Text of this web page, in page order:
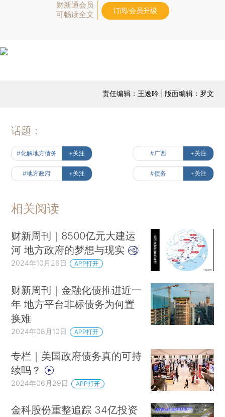
财新通会员
可畅读全文
订阅/会员升级
责任编辑：王逸吟 | 版面编辑：罗文
话题：
#化解地方债务 +关注 #广西 +关注
#地方政府 +关注 #债务 +关注
相关阅读
财新周刊｜8500亿元大建运
河 地方政府的梦想与现实
2024年10月26日 APP打开
财新周刊｜金融化债推进近一
年 地方平台非标债务为何置
换难
2024年08月10日 APP打开
专栏｜美国政府债务真的可持
续吗？
2024年06月29日 APP打开
金科股份重整追踪 34亿投资